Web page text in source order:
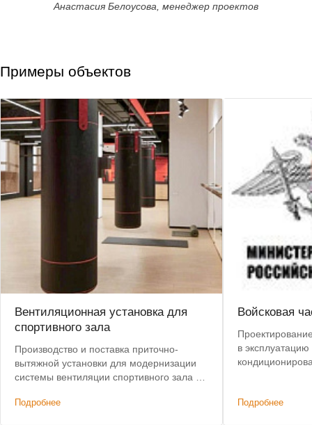
Анастасия Белоусова, менеджер проектов
Примеры объектов
Вентиляционная установка для
спортивного зала
Производство и поставка приточно-
вытяжной установки для модернизации
системы вентиляции спортивного зала в
с 8 до 4 недель.
Подробнее
Войсковая
в
Подробнее